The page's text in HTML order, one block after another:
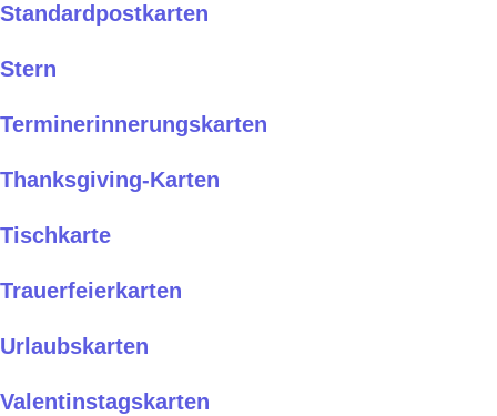
Standardpostkarten
Stern
Terminerinnerungskarten
Thanksgiving-Karten
Tischkarte
Trauerfeierkarten
Urlaubskarten
Valentinstagskarten